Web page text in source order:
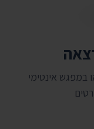
אינטימי